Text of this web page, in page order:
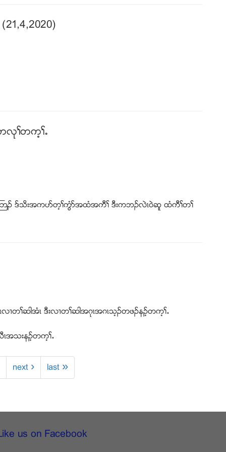
လုႈတက့ႈ’
ၚႀဘဥ ဒ္သိးအကပဏတ့ႈကြံဏအထံအကီႈ ဒီးကဘဥလဲၚ၀ဲဆူ ထံကီႈတႈ
႕တႈဆါအံၚ ဒီးလ႕တႈဆါအဂုၚအဂၚသ့ဥတဖဥနဥ့တက့ႈ’
အသးနဥ့တက့ႈ’
next › last »
us on Facebook